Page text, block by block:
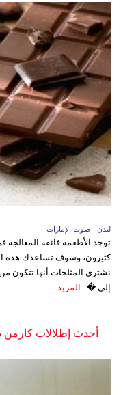
لندن - صوت الإمارات
توجد الأطعمة فائقة
كثيرون، وسوف تساعدك هذه
نشتري المثلجات أنها تتكون
إلى �... المزيد
أحدث إطلالات